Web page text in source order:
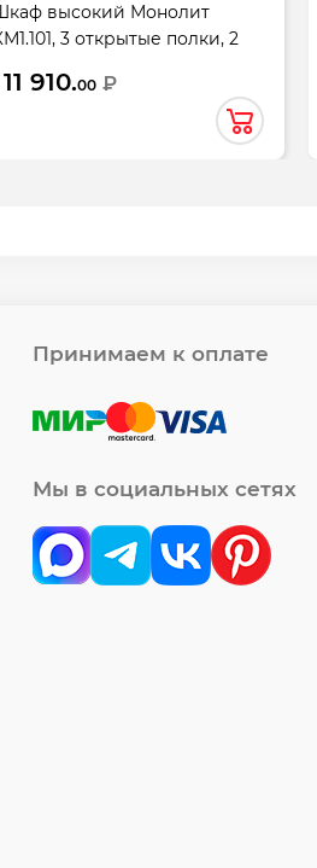
высокий Монолит
3 открытые полки, 2
бавария новый
11 910.00 ₽
Принимаем к оплате
Мы в социальных сетях